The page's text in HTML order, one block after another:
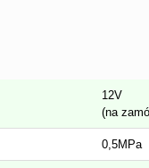
12V
(na
0,5MPa